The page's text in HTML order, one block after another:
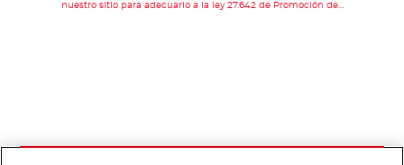
nuestro sitio para adecuarlo a la ley 27.642 de Promoción de…